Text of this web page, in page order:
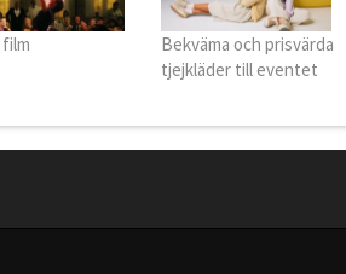
film
Bekväma och prisvärda
tjejkläder till eventet